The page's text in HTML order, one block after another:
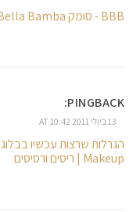
BBB - סומק Benefit Bella Bamba | ריסים ורסיסים
PINGBACK:
13 ביולי 2011 AT 10:42
Makeup | ריסים ורסיסים